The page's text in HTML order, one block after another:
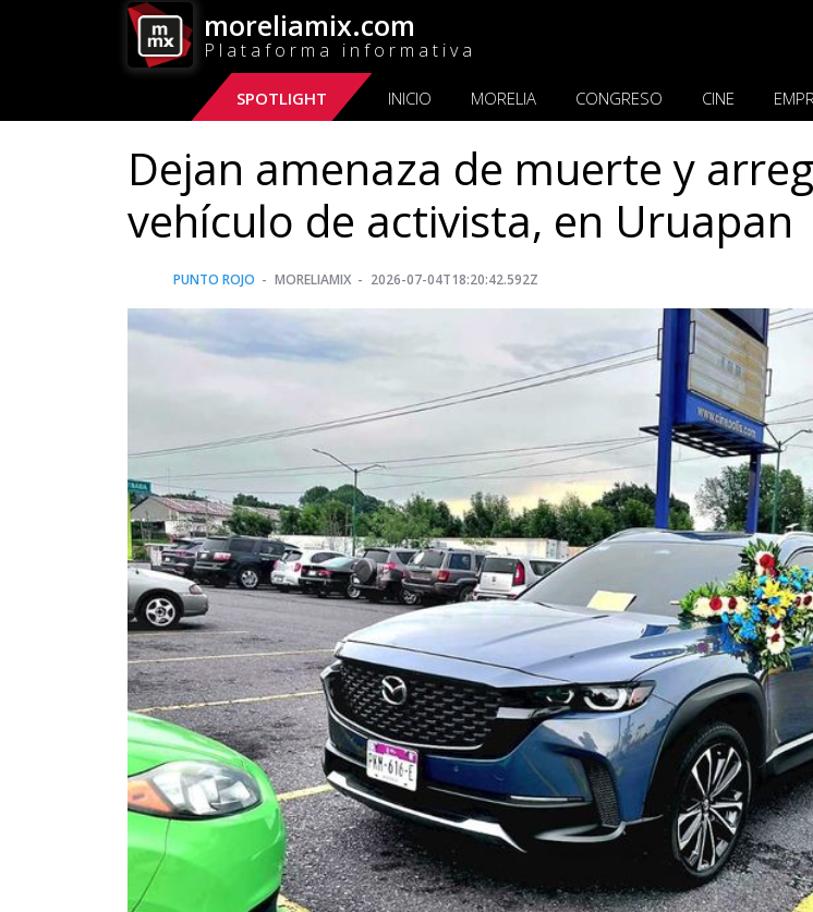
moreliamix.com
Plataforma informativa
SPOTLIGHT INICIO MORELIA CONGRESO CINE
Dejan amenaza de muerte y
vehículo de activista, en Uruapan
PUNTO ROJO MORELIAMIX 2026-07-04T18:20:42.592Z